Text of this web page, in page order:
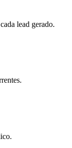
lead gerado.